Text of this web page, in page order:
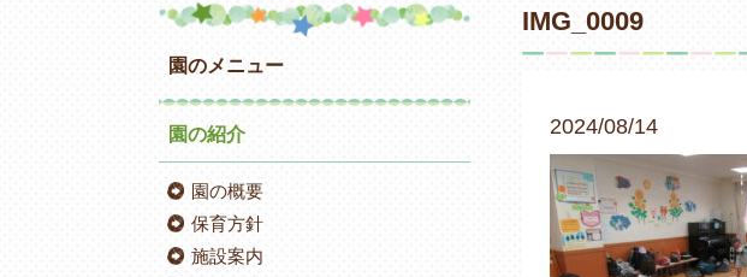
IMG_0009
2024/08/14
園のメニュー
園の紹介
園の概要
保育方針
施設案内